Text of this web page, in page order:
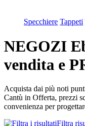
Specchiere Tappeti
NEGOZI
vendita e
Acquista dai più noti
Cantù in Offerta, prezzi
convenienza per
Filtra